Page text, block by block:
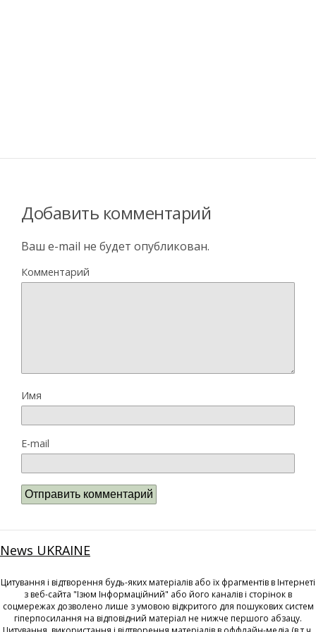
Добавить комментарий
Ваш e-mail не будет опубликован.
Комментарий
Имя
E-mail
News UKRAINE
Цитування і відтворення будь-яких матеріалів або їх фрагментів в Інтернеті
з веб-сайта "Ізюм Інформаційний" або його каналів і сторінок в
соцмережах дозволено лише з умовою відкритого для пошукових систем
гіперпосилання на відповідний матеріал не нижче першого абзацу.